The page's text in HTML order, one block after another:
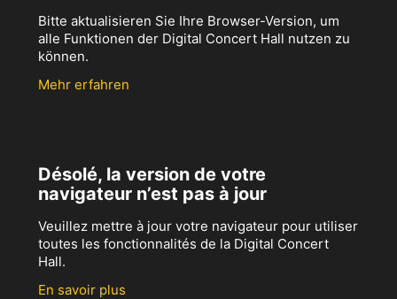
Bitte aktualisieren Sie Ihre Browser-Version, um
alle Funktionen der Digital Concert Hall nutzen zu
können.
Mehr erfahren
Désolé, la version de votre
navigateur n’est pas à jour
Veuillez mettre à jour votre navigateur pour utiliser
toutes les fonctionnalités de la Digital Concert
Hall.
En savoir plus